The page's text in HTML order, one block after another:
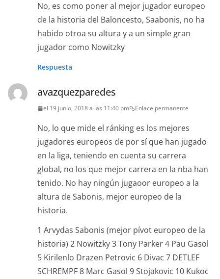
No, es como poner al mejor jugador europeo
de la historia del Baloncesto, Saabonis, no ha
habido otroa su altura y a un simple gran
jugador como Nowitzky
Respuesta
avazquezparedes
el 19 junio, 2018 a las 11:40 pm Enlace permanente
No, lo que mide el ránking es los mejores
jugadores europeos de por sí que han jugado
en la liga, teniendo en cuenta su carrera
global, no los que mejor carrera en la nba han
tenido. No hay ningún jugaoor europeo a la
altura de Sabonis, mejor europeo de la
historia.
1 Arvydas Sabonis (mejor pívot europeo de la
historia) 2 Nowitzky 3 Tony Parker 4 Pau Gasol
5 Kirilenlo Drazen Petrovic 6 Divac 7 DETLEF
SCHREMPF 8 Marc Gasol 9 Stojakovic 10 Kukoc